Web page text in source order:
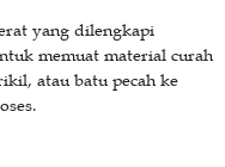
yang dilengkapi
memuat material curah
atau batu pecah ke